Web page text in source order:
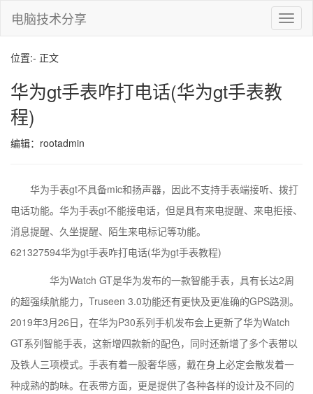
切
换
电脑技术分享
位置:- 正文
华为gt手表咋打电话(华为gt手表教
程)
编辑：rootadmin
华为手表gt不具备mic和扬声器，因此不支持手表端接听、拨打
电话功能。华为手表gt不能接电话，但是具有来电提醒、来电拒接、
消息提醒、久坐提醒、陌生来电标记等功能。
621327594华为gt手表咋打电话(华为gt手表教程)
华为Watch GT是华为发布的一款智能手表，具有长达2周
的超强续航能力，Truseen 3.0功能还有更快及更准确的GPS路测。
2019年3月26日，在华为P30系列手机发布会上更新了华为Watch
GT系列智能手表，这新增四款新的配色，同时还新增了多个表带以
及铁人三项模式。手表有着一股奢华感，戴在身上必定会散发着一
种成熟的韵味。在表带方面，更是提供了各种各样的设计及不同的